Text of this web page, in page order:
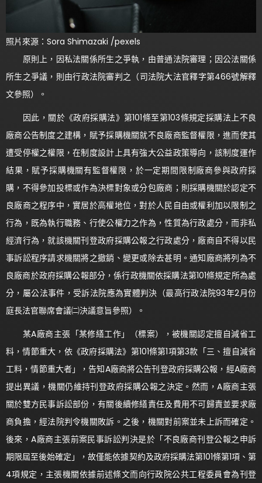
照片來源：Sora Shimazaki /pexels
原則上，因私法關係所生之爭執，由普通法院審理；因公法關係
所生之爭議，則由行政法院審判之（司法院大法官釋字第466號解釋
文參照）。
因此，關於《政府採購法》第101條至第103條規定採購法上不良
廠商公告制度之建構，賦予採購機關就不良廠商監督權限，進而使其
遭受停權之權限，在制度設計上具有強大公益政策導向，該制度運作
結果，賦予採購機關有監督權限，於一定期間限制廠商參與政府採
購，不得參加投標或作為決標對象或分包廠商；則採購機關於認定不
良廠商之程序中，實居於高權地位，對於人民自由或權利加以限制之
行為，既為執行職務、行使公權力之作為，性質為行政處分，而非私
經濟行為，就該機關刊登政府採購公報之行政處分，廠商自不得以民
事訴訟程序請求機關將之撤銷、變更或除去甚明。通知廠商將列為不
良廠商於政府採購公報部分，係行政機關依採購法第101條規定所為處
分，屬公法事件，受訴法院應為實體判決（最高行政法院93年2月份
庭長法官聯席會議㈡決議意旨參照）。
某A廠商主張「某修繕工作」（標案），被機關認定擅自減省工
料，情節重大，依《政府採購法》第101條第1項第3款「三、擅自減省
工料，情節重大者」，告知A廠商將公告刊登政府採購公報，經A廠商
提出異議，機關仍維持刊登政府採購公報之決定。然而，A廠商主張
關於雙方民事訴訟部份，有關後續修繕責任及費用不可歸責並要求廠
商負擔，經法院判令機關敗訴。之後，機關對前案並未上訴而確定。
後來，A廠商主張前案民事訴訟判決是於「不良廠商刊登公報之申訴
期限屆至後始確定」，故僅能依據契約及政府採購法第101條第1項、第
4項規定，主張機關依據前述條文而向行政院公共工程委員會為刊登